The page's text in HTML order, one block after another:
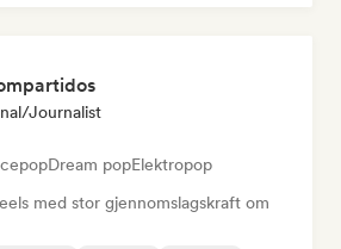
journalist
Dream popElektropop
med stor gjennomslagskraft om